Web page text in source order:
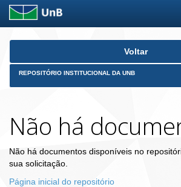
Skip
Voltar
REPOSITÓRIO INSTITUCIONAL DA UNB
Não há
Não há documentos disponíveis no
sua solicitação.
Página inicial do repositório